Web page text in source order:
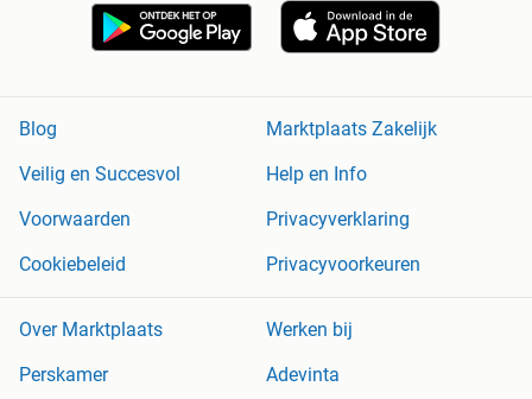
Blog
Marktplaats Zakelijk
Veilig en Succesvol
Help en Info
Voorwaarden
Privacyverklaring
Cookiebeleid
Privacyvoorkeuren
Over Marktplaats
Werken bij
Perskamer
Adevinta